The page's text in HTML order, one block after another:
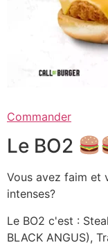
Commander
Le BO2
Vous avez faim et
intenses?
Le BO2 c'est :
BLACK ANGUS),